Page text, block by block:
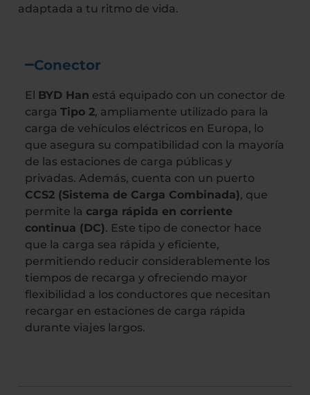
adaptada a tu ritmo de vida.
Conector
El BYD Han está equipado con un conector de
carga Tipo 2, ampliamente utilizado para la
carga de vehículos eléctricos en Europa, lo
que asegura su compatibilidad con la mayoría
de las estaciones de carga públicas y
privadas. Además, cuenta con un puerto
CCS2 (Sistema de Carga Combinada), que
permite la carga rápida en corriente
continua (DC). Este tipo de conector hace
que la carga sea rápida y eficiente,
permitiendo reducir considerablemente los
tiempos de recarga y ofreciendo mayor
flexibilidad a los conductores que necesitan
recargar en estaciones de carga rápida
durante viajes largos.